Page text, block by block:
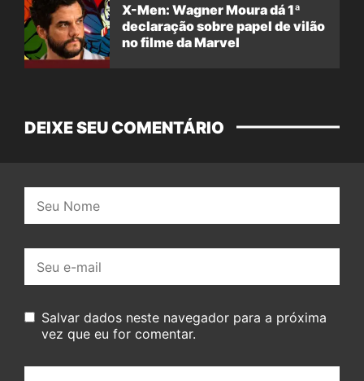
X-Men: Wagner Moura dá 1ª
declaração sobre papel de vilão
no filme da Marvel
DEIXE SEU COMENTÁRIO
mail:
Salvar dados neste navegador para a próxima
vez que eu for comentar.